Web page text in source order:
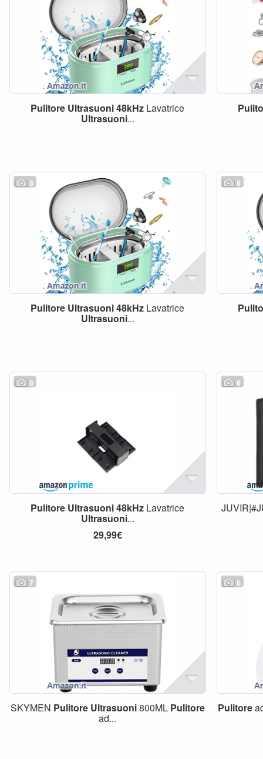
Pulitore Ultrasuoni48kHz Lavatrice
Ultrasuoni...
8
Pulitore Ultrasuoni48kHz Lavatrice
Ultrasuoni...
8
8
Pulitore Ultrasuoni48kHz Lavatrice
Ultrasuoni...
29,99€
6
7
SKYMEN Pulitore Ultrasuoni800ML Pulitore
ad...
6
Pulitore